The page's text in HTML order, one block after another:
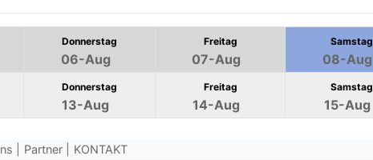
Donnerstag
06-Aug
Freitag
07-Aug
Samstag
08-Aug
Donnerstag
13-Aug
Freitag
14-Aug
Samstag
15-Aug
Partner KONTAKT